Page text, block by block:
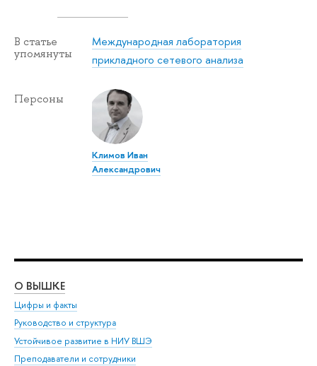
В статье
упомянуты
Международная лаборатория
прикладного сетевого анализа
Персоны
Климов Иван
Александрович
О ВЫШКЕ
Цифры и факты
Руководство и структура
Устойчивое развитие в НИУ ВШЭ
Преподаватели и сотрудники